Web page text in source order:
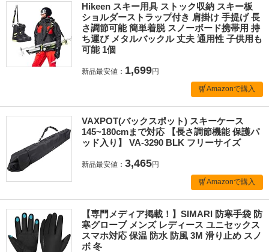
Hikeen スキー用具 ストック収納 スキー板
ショルダーストラップ付き 肩掛け 手提げ 長
さ調節可能 簡単着脱 スノーボード携帯用 持
ち運び メタルバックル 丈夫 通用性 子供用も
可能 1個
新品最安値： 1,699円
Amazonで購入
VAXPOT(バックスポット) スキーケース
145~180cmまで対応 【長さ調節機能 保護パ
ッド入り】 VA-3290 BLK フリーサイズ
新品最安値： 3,465円
Amazonで購入
【専門メディア掲載！】SIMARI 防寒手袋 防
寒グローブ メンズ レディース ユニセックス
スマホ対応 保温 防水 防風 3M 滑り止め スノ
ボ 冬